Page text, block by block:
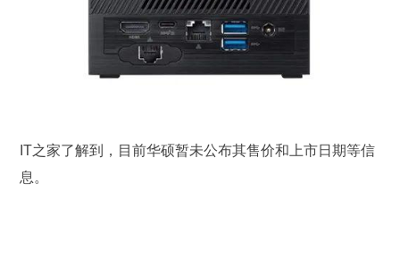
IT之家了解到，目前华硕暂未公布其售价和上市日期等信
息。